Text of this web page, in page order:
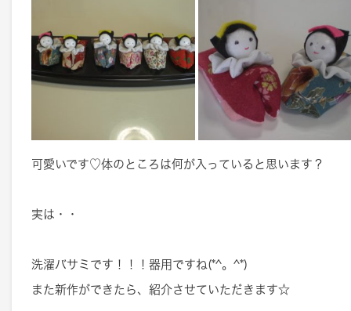
可愛いです♡体のところは何が入っていると思います？
実は・・
洗濯バサミです！！！器用ですね(*^。^*)
また新作ができたら、紹介させていただきます☆